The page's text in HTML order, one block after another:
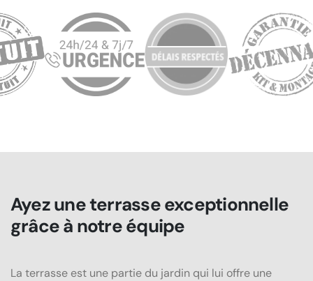
Ayez une terrasse exceptionnelle
grâce à notre équipe
La terrasse est une partie du jardin qui lui offre une